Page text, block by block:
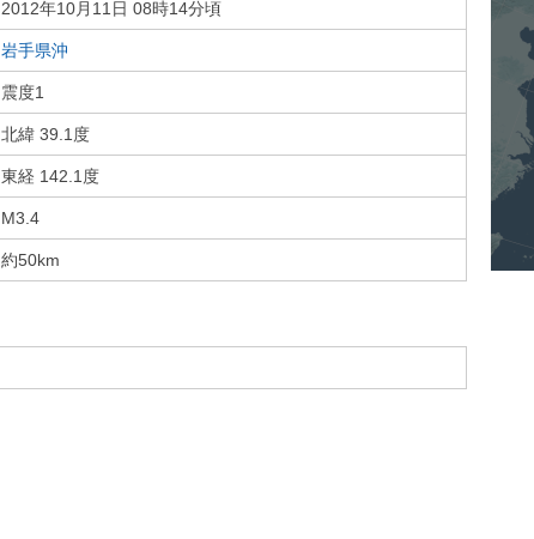
2012年10月11日 08時14分頃
岩手県沖
震度1
北緯 39.1度
東経 142.1度
M3.4
約50km